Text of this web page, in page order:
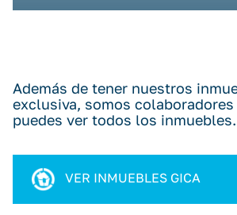
Además de tener nuestros
exclusiva, somos colaboradores
puedes ver todos los inmuebles.
VER INMUEBLES GICA